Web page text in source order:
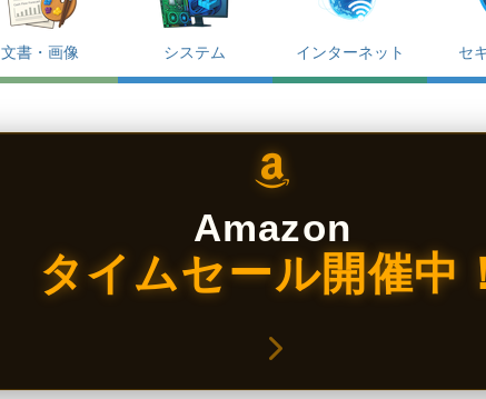
文書・画像 システム インターネット セ
Amazon
タイムセール開催中！